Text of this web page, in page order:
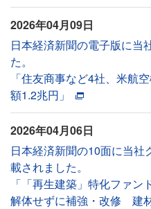
2026年04月09日
日本経済新聞の電子版に当
た。
「住友商事など4社、米
額1.2兆円」
2026年04月06日
日本経済新聞の10面に当社
載されました。
「「再生建築」特化ファ
解体せずに補強・改修 建